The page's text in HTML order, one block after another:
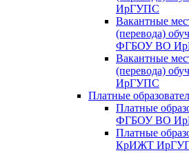
ИрГУПС
Вакантные
(перевода)
ФГБОУ ВО
Вакантные
(перевода)
ИрГУПС
Платные
Платные
ФГБОУ ВО
Платные
КрИЖТ